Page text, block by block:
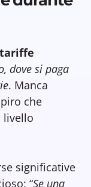
dove si paga
. Manca
che
livello
significative
“Se una